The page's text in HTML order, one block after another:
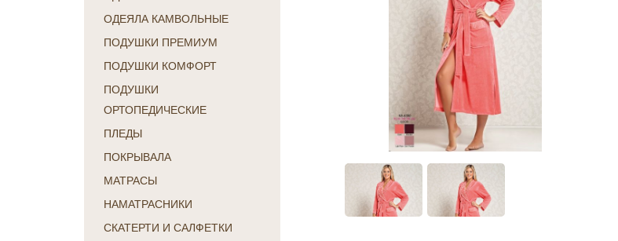
ОДЕЯЛА КАМВОЛЬНЫЕ
ПОДУШКИ ПРЕМИУМ
ПОДУШКИ КОМФОРТ
ПОДУШКИ
ОРТОПЕДИЧЕСКИЕ
ПЛЕДЫ
ПОКРЫВАЛА
МАТРАСЫ
НАМАТРАСНИКИ
СКАТЕРТИ И САЛФЕТКИ